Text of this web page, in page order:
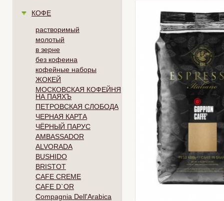
КОФЕ
растворимый
молотый
в зерне
без кофеина
кофейные наборы
ЖОКЕЙ
МОСКОВСКАЯ КОФЕЙНЯ
НА ПАЯХЪ
ПЕТРОВСКАЯ СЛОБОДА
ЧЕРНАЯ КАРТА
ЧЁРНЫЙ ПАРУС
AMBASSADOR
ALVORADA
BUSHIDO
BRISTOT
CAFE CREME
CAFE D`OR
Compagnia Dell'Arabica